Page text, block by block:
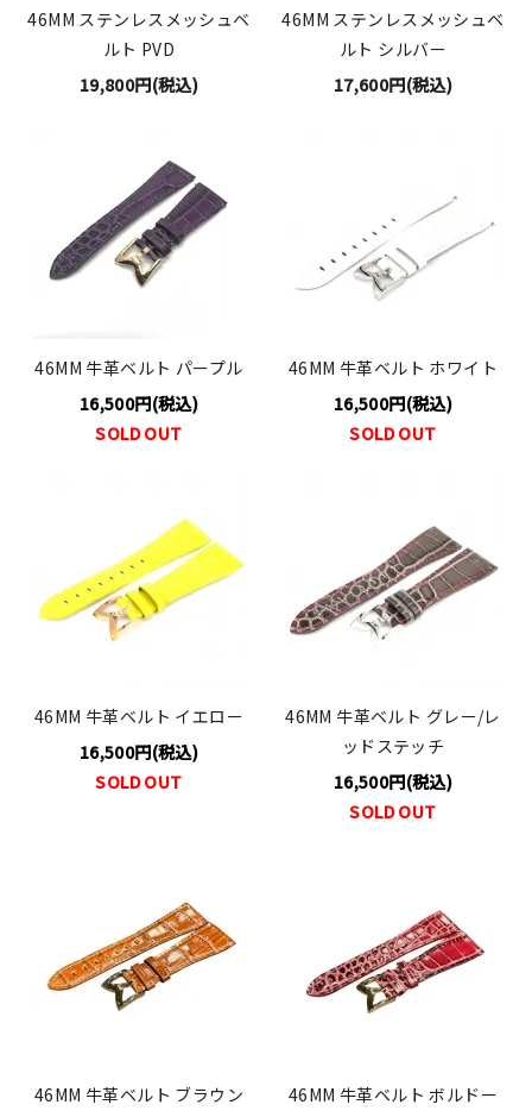
46MM ステンレスメッシュベ
ルト PVD
19,800円(税込)
46MM ステンレスメッシュベ
ルト シルバー
17,600円(税込)
46MM 牛革ベルト パープル
16,500円(税込)
SOLD OUT
46MM 牛革ベルト ホワイト
16,500円(税込)
SOLD OUT
46MM 牛革ベルト イエロー
16,500円(税込)
SOLD OUT
46MM 牛革ベルト グレー/レ
ッドステッチ
16,500円(税込)
SOLD OUT
46MM 牛革ベルト ブラウン
46MM 牛革ベルト ボルドー